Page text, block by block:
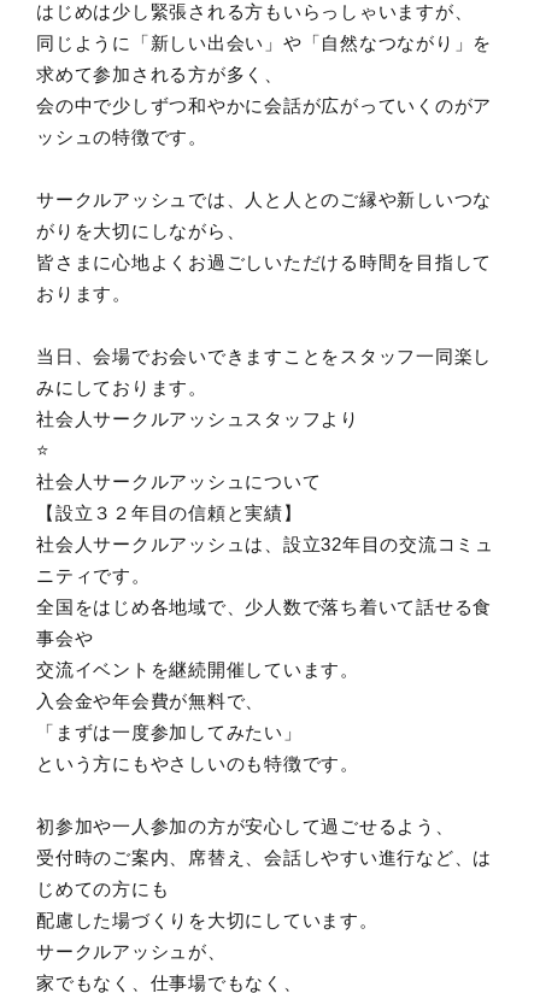
はじめは少し緊張される方もいらっしゃいますが、
同じように「新しい出会い」や「自然なつながり」を
求めて参加される方が多く、
会の中で少しずつ和やかに会話が広がっていくのがア
ッシュの特徴です。
サークルアッシュでは、人と人とのご縁や新しいつな
がりを大切にしながら、
皆さまに心地よくお過ごしいただける時間を目指して
おります。
当日、会場でお会いできますことをスタッフ一同楽し
みにしております。
社会人サークルアッシュスタッフより
⭐️
社会人サークルアッシュについて
【設立３２年目の信頼と実績】
社会人サークルアッシュは、設立32年目の交流コミュ
ニティです。
全国をはじめ各地域で、少人数で落ち着いて話せる食
事会や
交流イベントを継続開催しています。
入会金や年会費が無料で、
「まずは一度参加してみたい」
という方にもやさしいのも特徴です。
初参加や一人参加の方が安心して過ごせるよう、
受付時のご案内、席替え、会話しやすい進行など、は
じめての方にも
配慮した場づくりを大切にしています。
サークルアッシュが、
家でもなく、仕事場でもなく、